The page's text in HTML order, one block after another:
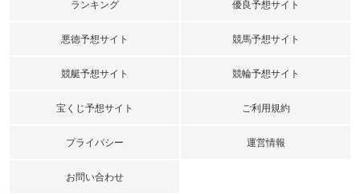
ランキング 優良予想サイト
悪徳予想サイト 競馬予想サイト
競艇予想サイト 競輪予想サイト
宝くじ予想サイト ご利用規約
プライバシー 運営情報
お問い合わせ